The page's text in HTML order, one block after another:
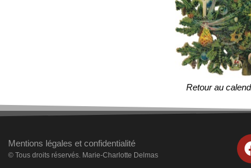
Retour au
Mentions légales et confidentialité
© Tous droits réservés. Marie-Charlotte Delmas